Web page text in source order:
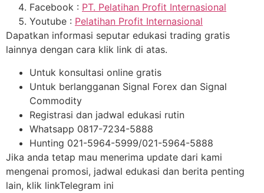
Facebook : PT. Pelatihan Profit Internasional
Youtube : Pelatihan Profit Internasional
Dapatkan informasi seputar edukasi trading gratis
lainnya dengan cara klik link di atas.
Untuk konsultasi online gratis
Untuk berlangganan Signal Forex dan Signal
Commodity
Registrasi dan jadwal edukasi rutin
Whatsapp 0817-7234-5888
Hunting 021-5964-5999/021-5964-5888
Jika anda tetap mau menerima update dari kami
mengenai promosi, jadwal edukasi dan berita penting
lain, klik linkTelegram ini